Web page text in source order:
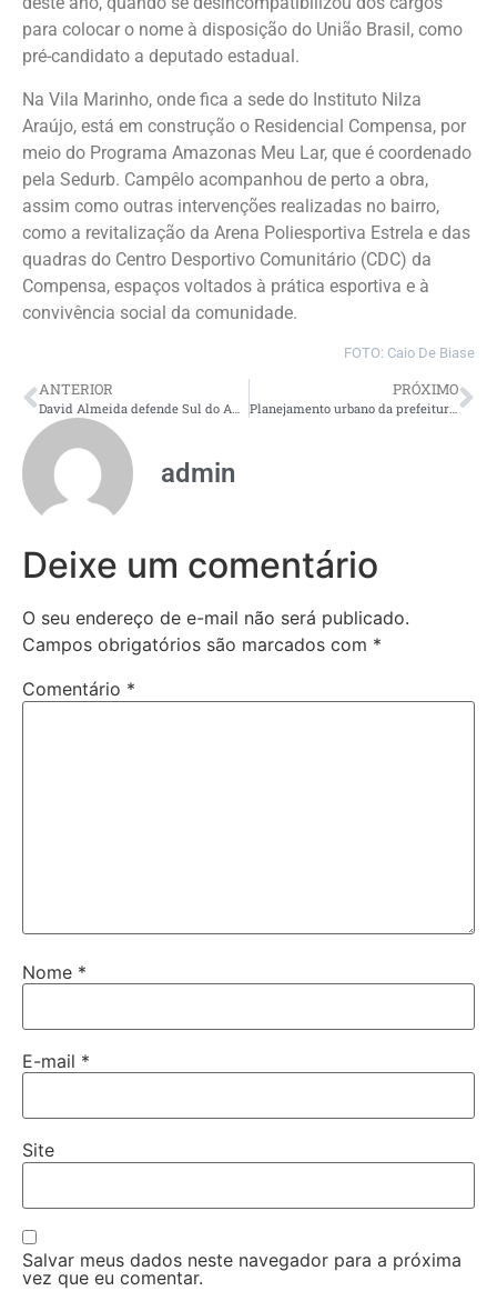
para colocar o nome à disposição do União Brasil, como
pré-candidato a deputado estadual.
Na Vila Marinho, onde fica a sede do Instituto Nilza
Araújo, está em construção o Residencial Compensa, por
meio do Programa Amazonas Meu Lar, que é coordenado
pela Sedurb. Campêlo acompanhou de perto a obra,
assim como outras intervenções realizadas no bairro,
como a revitalização da Arena Poliesportiva Estrela e das
quadras do Centro Desportivo Comunitário (CDC) da
Compensa, espaços voltados à prática esportiva e à
convivência social da comunidade.
FOTO: Caio De Biase
ANTERIOR
David Almeida defende Sul do Amazonas como ‘eldorado da produção de alimentos’ e mobiliza Humaitá
PRÓXIMO
Planejamento urbano da prefeitura e construção civil pautam reunião entre Implurb e Sinduscon-AM
admin
Deixe um comentário
O seu endereço de e-mail não será publicado.
Campos obrigatórios são marcados com *
Comentário *
Nome *
E-mail *
Site
Salvar meus dados neste navegador para a próxima
vez que eu comentar.